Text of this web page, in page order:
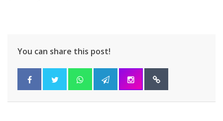
You can share this post!